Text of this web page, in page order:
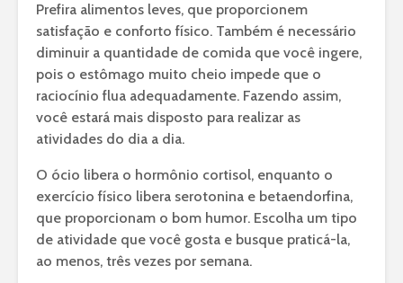
Prefira alimentos leves, que proporcionem
satisfação e conforto físico. Também é necessário
diminuir a quantidade de comida que você ingere,
pois o estômago muito cheio impede que o
raciocínio flua adequadamente. Fazendo assim,
você estará mais disposto para realizar as
atividades do dia a dia.
O ócio libera o hormônio cortisol, enquanto o
exercício físico libera serotonina e betaendorfina,
que proporcionam o bom humor. Escolha um tipo
de atividade que você gosta e busque praticá-la,
ao menos, três vezes por semana.